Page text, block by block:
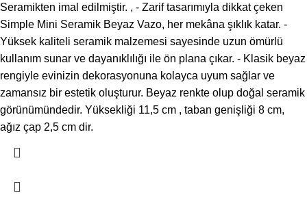
Seramikten imal edilmiştir. , - Zarif tasarımıyla dikkat çeken
Simple Mini Seramik Beyaz Vazo, her mekâna şıklık katar. -
Yüksek kaliteli seramik malzemesi sayesinde uzun ömürlü
kullanım sunar ve dayanıklılığı ile ön plana çıkar. - Klasik beyaz
rengiyle evinizin dekorasyonuna kolayca uyum sağlar ve
zamansız bir estetik oluşturur. Beyaz renkte olup doğal seramik
görünümündedir. Yüksekliği 11,5 cm , taban genişliği 8 cm,
ağız çap 2,5 cm dir.